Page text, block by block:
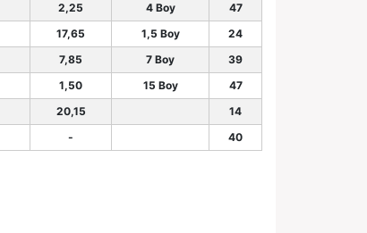
2,25 4 Boy
47
17,65 1,5 Boy
24
7,85 7 Boy
39
1,50 15 Boy
47
20,15
14
- 40